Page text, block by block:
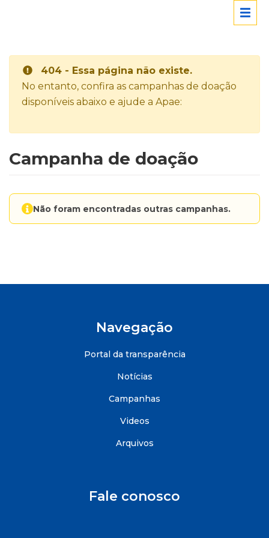
404 - Essa página não existe.
No entanto, confira as campanhas de doação
disponíveis abaixo e ajude a Apae:
Campanha de doação
Não foram encontradas outras campanhas.
Navegação
Portal da transparência
Notícias
Campanhas
Videos
Arquivos
Fale conosco